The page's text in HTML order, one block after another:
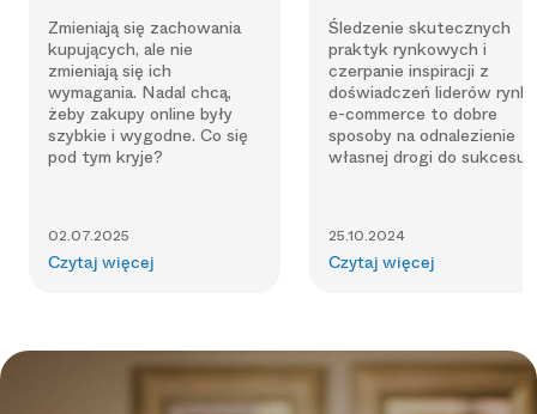
Zmieniają się zachowania
kupujących, ale nie
zmieniają się ich
wymagania. Nadal chcą,
żeby zakupy online były
szybkie i wygodne. Co się
pod tym kryje?
02.07.2025
Czytaj więcej
Śledzenie skutecznych
praktyk rynkowych i
czerpanie inspiracji z
doświadczeń liderów
e-commerce to dobre
sposoby na odnalezienie
własnej drogi do sukcesu.
25.10.2024
Czytaj więcej